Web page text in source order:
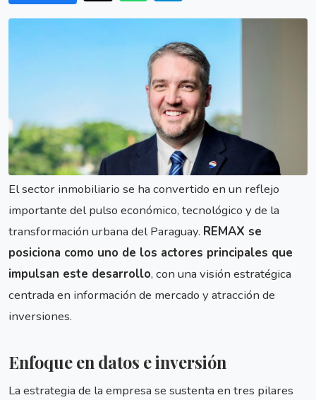
El sector inmobiliario se ha convertido en un reflejo
importante del pulso económico, tecnológico y de la
transformación urbana del Paraguay. REMAX se
posiciona como uno de los actores principales que
impulsan este desarrollo, con una visión estratégica
centrada en información de mercado y atracción de
inversiones.
Enfoque en datos e inversión
La estrategia de la empresa se sustenta en tres pilares